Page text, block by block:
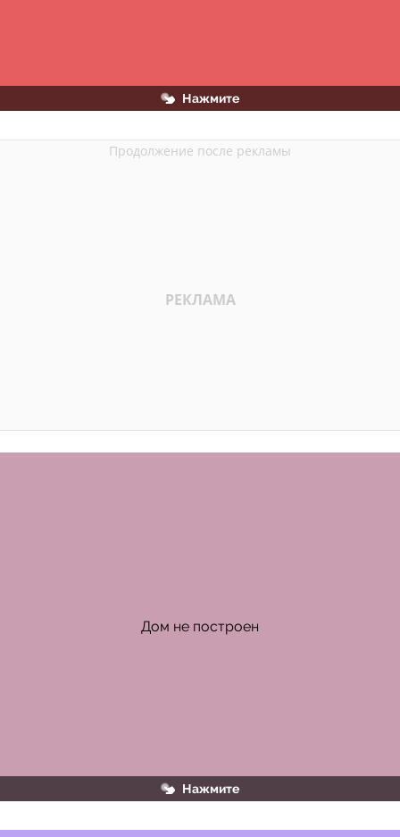
Нажмите
Дом не построен
Нажмите
В этом примере причастие в краткой форме, а потому
НЕ пишется раздельно